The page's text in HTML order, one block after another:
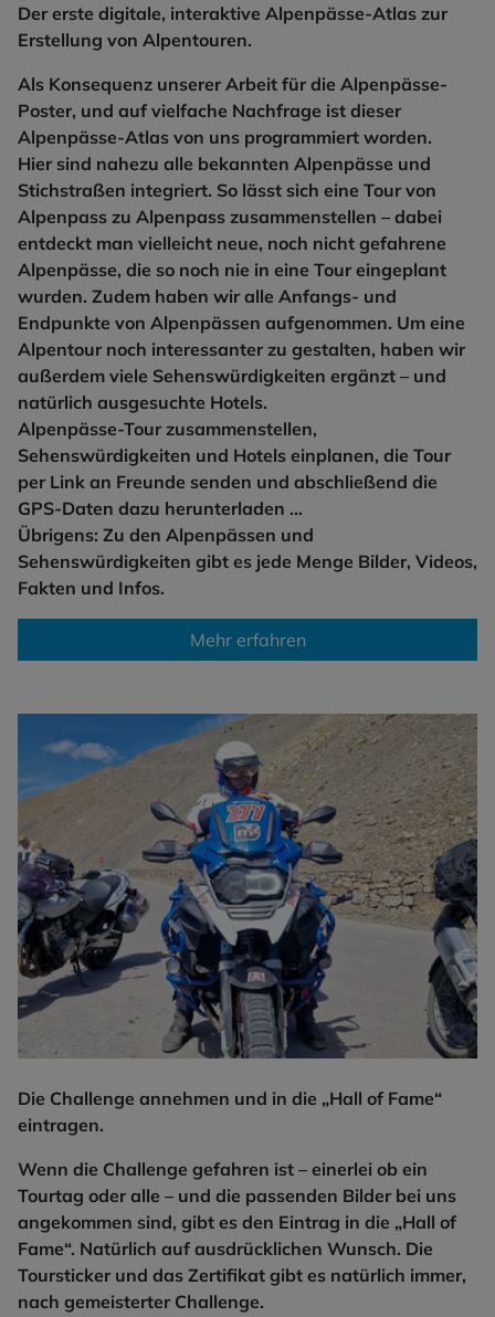
Der erste digitale, interaktive Alpenpässe-Atlas zur
Erstellung von Alpentouren.
Als Konsequenz unserer Arbeit für die Alpenpässe-
Poster, und auf vielfache Nachfrage ist dieser
Alpenpässe-Atlas von uns programmiert worden.
Hier sind nahezu alle bekannten Alpenpässe und
Stichstraßen integriert. So lässt sich eine Tour von
Alpenpass zu Alpenpass zusammenstellen – dabei
entdeckt man vielleicht neue, noch nicht gefahrene
Alpenpässe, die so noch nie in eine Tour eingeplant
wurden. Zudem haben wir alle Anfangs- und
Endpunkte von Alpenpässen aufgenommen. Um eine
Alpentour noch interessanter zu gestalten, haben wir
außerdem viele Sehenswürdigkeiten ergänzt – und
natürlich ausgesuchte Hotels.
Alpenpässe-Tour zusammenstellen,
Sehenswürdigkeiten und Hotels einplanen, die Tour
per Link an Freunde senden und abschließend die
GPS-Daten dazu herunterladen …
Übrigens: Zu den Alpenpässen und
Sehenswürdigkeiten gibt es jede Menge Bilder, Videos,
Fakten und Infos.
Mehr erfahren
Die Challenge annehmen und in die „Hall of Fame“
eintragen.
Wenn die Challenge gefahren ist – einerlei ob ein
Tourtag oder alle – und die passenden Bilder bei uns
angekommen sind, gibt es den Eintrag in die „Hall of
Fame“. Natürlich auf ausdrücklichen Wunsch. Die
Toursticker und das Zertifikat gibt es natürlich immer,
nach gemeisterter Challenge.